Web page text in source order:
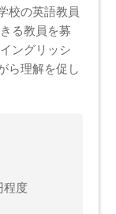
校の英語教員
る教員を募
ングリッシ
ら理解を促し
程度